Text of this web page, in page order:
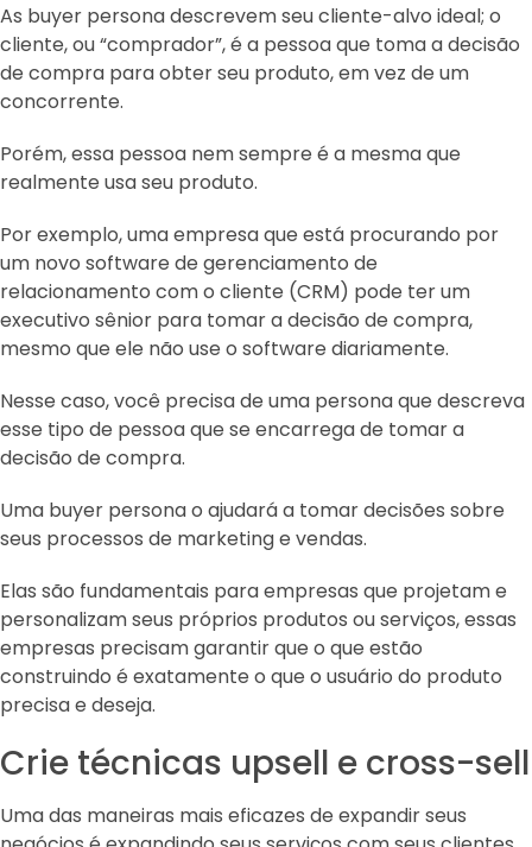
As buyer persona descrevem seu cliente-alvo ideal; o
cliente, ou “comprador”, é a pessoa que toma a decisão
de compra para obter seu produto, em vez de um
concorrente.
Porém, essa pessoa nem sempre é a mesma que
realmente usa seu produto.
Por exemplo, uma empresa que está procurando por
um novo software de gerenciamento de
relacionamento com o cliente (CRM) pode ter um
executivo sênior para tomar a decisão de compra,
mesmo que ele não use o software diariamente.
Nesse caso, você precisa de uma persona que descreva
esse tipo de pessoa que se encarrega de tomar a
decisão de compra.
Uma buyer persona o ajudará a tomar decisões sobre
seus processos de marketing e vendas.
Elas são fundamentais para empresas que projetam e
personalizam seus próprios produtos ou serviços, essas
empresas precisam garantir que o que estão
construindo é exatamente o que o usuário do produto
precisa e deseja.
Crie técnicas upsell e cross-sell
Uma das maneiras mais eficazes de expandir seus